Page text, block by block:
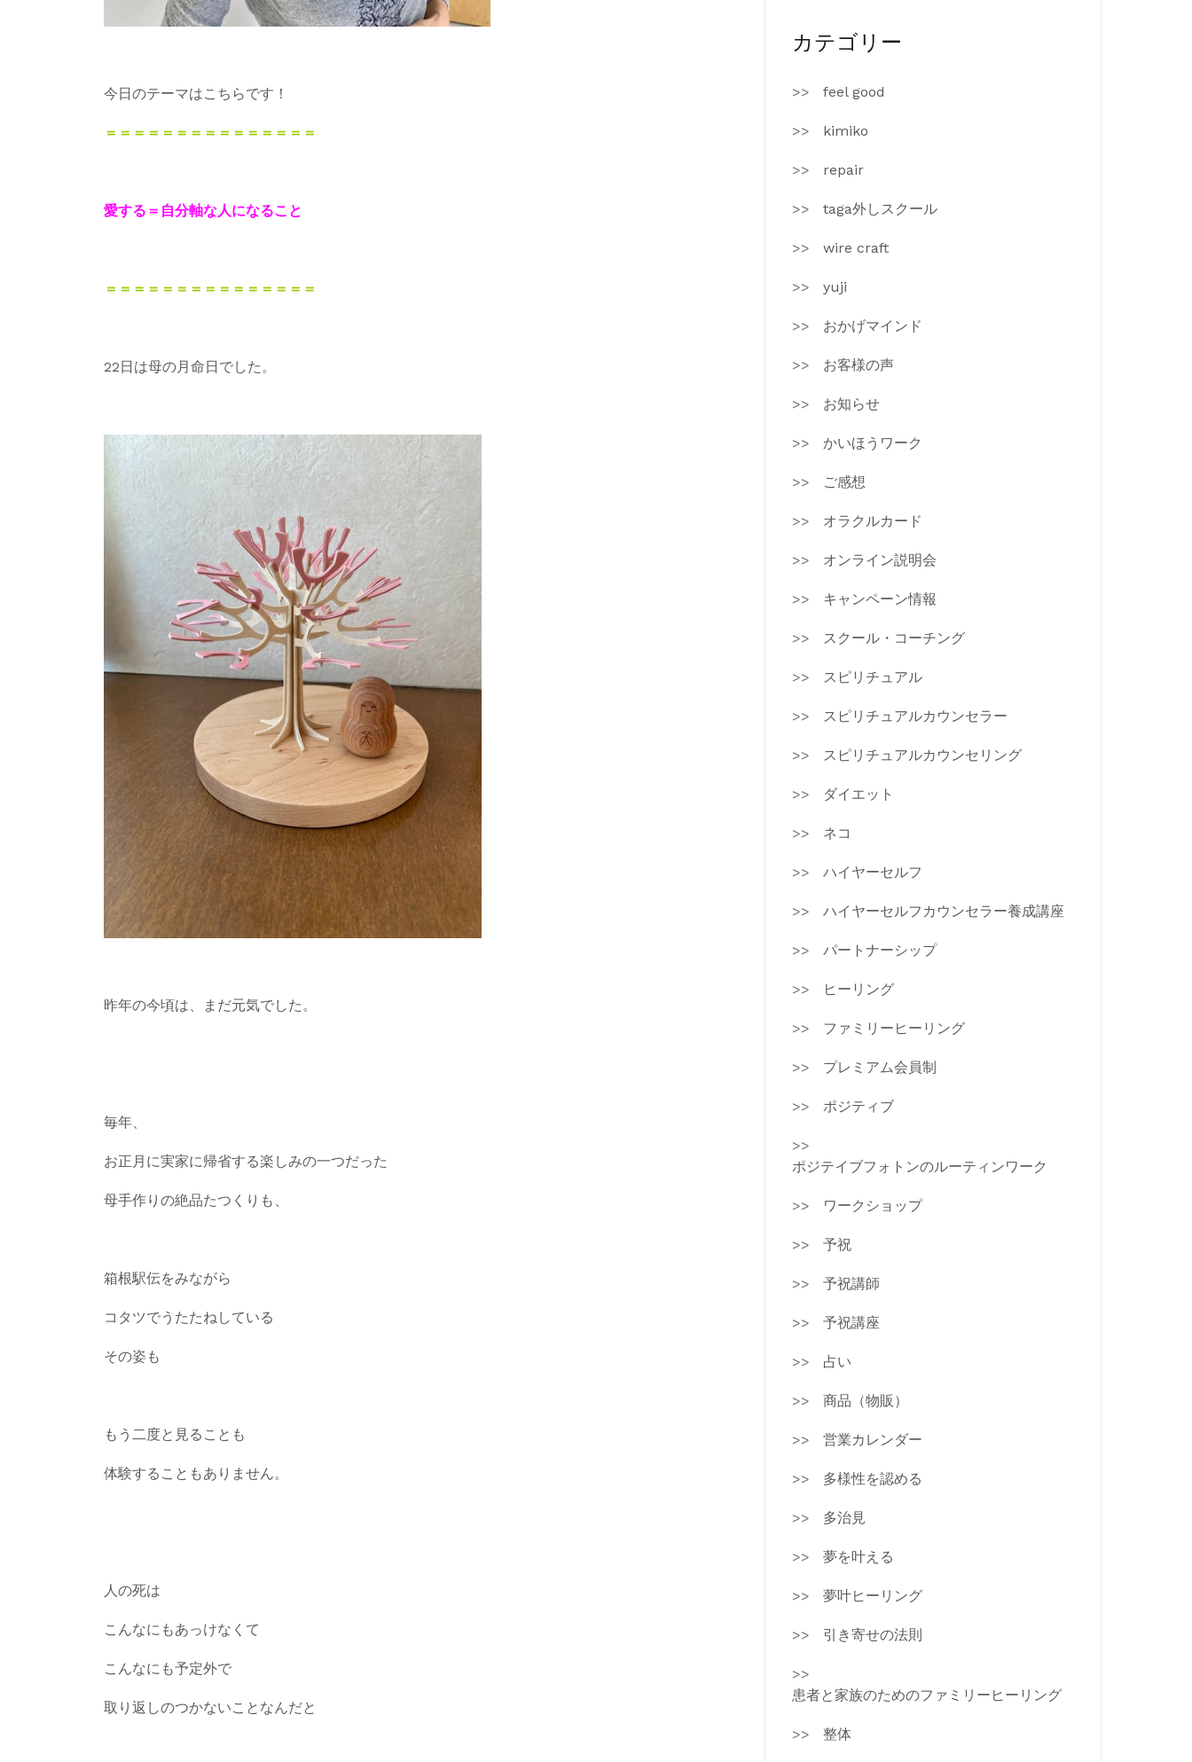
今日のテーマはこちらです！
＝＝＝＝＝＝＝＝＝＝＝＝＝＝＝
愛する＝自分軸な人になること
＝＝＝＝＝＝＝＝＝＝＝＝＝＝＝
22日は母の月命日でした。
昨年の今頃は、まだ元気でした。
毎年、
お正月に実家に帰省する楽しみの一つだった
母手作りの絶品たつくりも、
箱根駅伝をみながら
コタツでうたたねしている
その姿も
もう二度と見ることも
体験することもありません。
人の死は
こんなにもあっけなくて
こんなにも予定外で
取り返しのつかないことなんだと
ブ
カテゴリー
feel good
kimiko
repair
taga外しスクール
wire craft
yuji
おかげマインド
お客様の声
お知らせ
かいほうワーク
ご感想
オラクルカード
オンライン説明会
キャンペーン情報
スクール・コーチング
スピリチュアル
スピリチュアルカウンセラー
スピリチュアルカウンセリング
ダイエット
ネコ
ハイヤーセルフ
ハイヤーセルフカウンセラー養成講座
パートナーシップ
ヒーリング
ファミリーヒーリング
プレミアム会員制
ポジティブ
ポジテイブフォトンのルーティンワーク
ワークショップ
予祝
予祝講師
予祝講座
占い
商品（物販）
営業カレンダー
多様性を認める
多治見
夢を叶える
夢叶ヒーリング
引き寄せの法則
患者と家族のためのファミリーヒーリング
整体